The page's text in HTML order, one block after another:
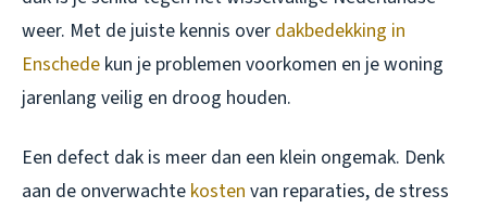
weer. Met de juiste kennis over dakbedekking in
Enschede kun je problemen voorkomen en je woning
jarenlang veilig en droog houden.
Een defect dak is meer dan een klein ongemak. Denk
aan de onverwachte kosten van reparaties, de stress